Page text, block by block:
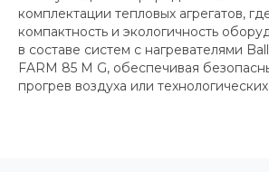
комплектации тепловых агрегатов,
компактность и экологичность
в составе систем с нагревателями
FARM 85 M G, обеспечивая
прогрев воздуха или